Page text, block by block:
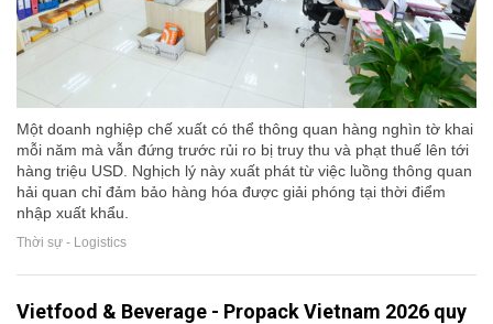
Một doanh nghiệp chế xuất có thể thông quan hàng nghìn tờ khai
mỗi năm mà vẫn đứng trước rủi ro bị truy thu và phạt thuế lên tới
hàng triệu USD. Nghịch lý này xuất phát từ việc luồng thông quan
hải quan chỉ đảm bảo hàng hóa được giải phóng tại thời điểm
nhập xuất khẩu.
Thời sự - Logistics
Vietfood & Beverage - Propack Vietnam 2026 quy